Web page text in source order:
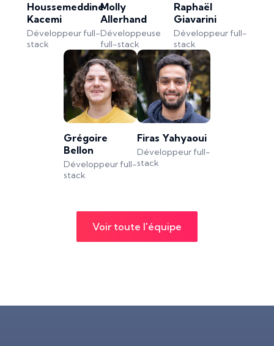
Houssemeddine
Kacemi
Développeur full-
stack
Molly
Allerhand
Développeuse
full-stack
Raphaël
Giavarini
Développeur full-
stack
Grégoire
Bellon
Développeur full-
stack
Firas Yahyaoui
Développeur full-
stack
Voir toute l'équipe